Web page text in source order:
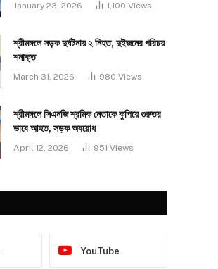
January 23, 2026 1,100 Views
শ্রীমঙ্গলে সড়ক দুর্ঘটনায় ২ নিহত, দুইজনের পরিচয়
শনাক্ত
March 31, 2026 980 Views
শ্রীমঙ্গলে সিএনজি শ্রমিক নেতাকে কুপিয়ে গুরুতর
ভাবে আহত, সড়ক অবরোধ
April 12, 2026 951 Views
YouTube